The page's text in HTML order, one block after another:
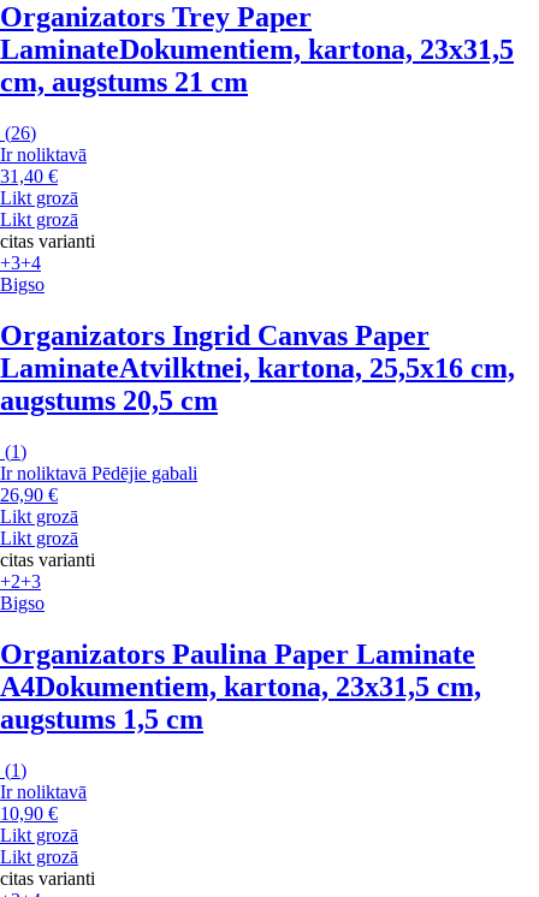
Organizators Trey Paper
LaminateDokumentiem, kartona, 23x31,5
cm, augstums 21 cm
(26)
Ir noliktavā
31,40 €
Likt grozā
Likt grozā
citas varianti
+3+4
Bigso
Organizators Ingrid Canvas Paper
LaminateAtvilktnei, kartona, 25,5x16 cm,
augstums 20,5 cm
(1)
Ir noliktavā Pēdējie gabali
26,90 €
Likt grozā
Likt grozā
citas varianti
+2+3
Bigso
Organizators Paulina Paper Laminate
A4Dokumentiem, kartona, 23x31,5 cm,
augstums 1,5 cm
(1)
Ir noliktavā
10,90 €
Likt grozā
Likt grozā
citas varianti